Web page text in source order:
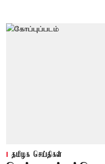
தமிழக செய்திகள்